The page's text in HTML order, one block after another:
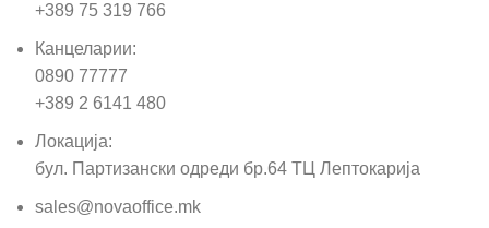
+389 75 319 766
Канцеларии:
0890 77777
+389 2 6141 480
Локација:
бул. Партизански одреди бр.64 ТЦ Лептокарија
sales@novaoffice.mk